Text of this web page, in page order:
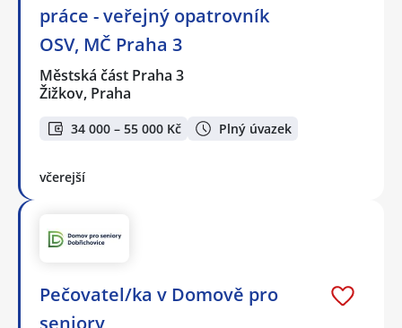
práce - veřejný opatrovník
OSV, MČ Praha 3
Městská část Praha 3
Žižkov, Praha
34 000 – 55 000 Kč Plný úvazek
včerejší
Pečovatel/ka v Domově pro